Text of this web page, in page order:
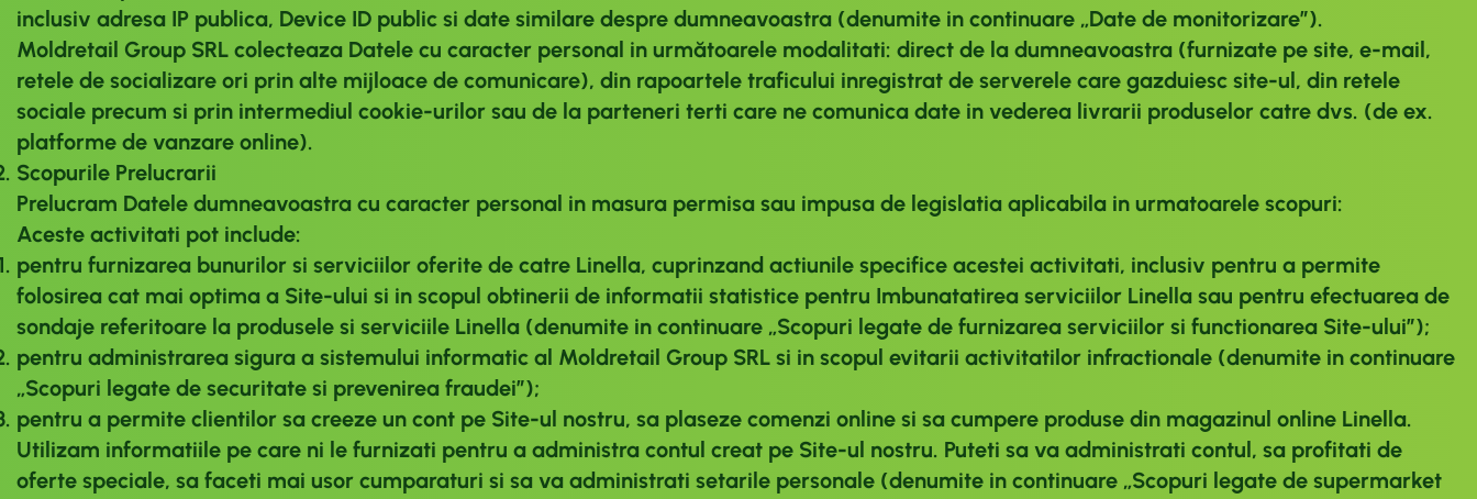
inclusiv adresa IP publica, Device ID public si date similare despre dumneavoastra (denumite in continuare „Date de monitorizare”).
Moldretail Group SRL colecteaza Datele cu caracter personal in următoarele modalitati: direct de la dumneavoastra (furnizate pe site, e-mail,
retele de socializare ori prin alte mijloace de comunicare), din rapoartele traficului inregistrat de serverele care gazduiesc site-ul, din retele
sociale precum si prin intermediul cookie-urilor sau de la parteneri terti care ne comunica date in vederea livrarii produselor catre dvs. (de ex.
platforme de vanzare online).
Scopurile Prelucrarii
Prelucram Datele dumneavoastra cu caracter personal in masura permisa sau impusa de legislatia aplicabila in urmatoarele scopuri:
Aceste activitati pot include:
pentru furnizarea bunurilor si serviciilor oferite de catre Linella, cuprinzand actiunile specifice acestei activitati, inclusiv pentru a permite
folosirea cat mai optima a Site-ului si in scopul obtinerii de informatii statistice pentru Imbunatatirea serviciilor Linella sau pentru efectuarea de
sondaje referitoare la produsele si serviciile Linella (denumite in continuare „Scopuri legate de furnizarea serviciilor si functionarea Site-ului”);
pentru administrarea sigura a sistemului informatic al Moldretail Group SRL si in scopul evitarii activitatilor infractionale (denumite in continuare
„Scopuri legate de securitate si prevenirea fraudei”);
pentru a permite clientilor sa creeze un cont pe Site-ul nostru, sa plaseze comenzi online si sa cumpere produse din magazinul online Linella.
Utilizam informatiile pe care ni le furnizati pentru a administra contul creat pe Site-ul nostru. Puteti sa va administrati contul, sa profitati de
oferte speciale, sa faceti mai usor cumparaturi si sa va administrati setarile personale (denumite in continuare „Scopuri legate de supermarket